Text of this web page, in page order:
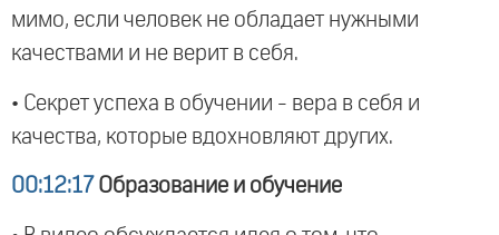
мимо, если человек не обладает нужными
качествами и не верит в себя.
• Секрет успеха в обучении - вера в себя и
качества, которые вдохновляют других.
00:12:17 Образование и обучение